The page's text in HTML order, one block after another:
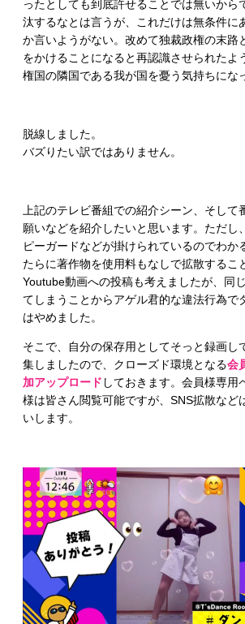
ったとしても到底許せることでは無いから
汰するなとは言うが、これだけは無条件に
か言いようがない。改めて独裁政権の末路
をかけることになると再認識させられたよ
権国の隣国である我が国を憂う気持ちにな
脱線しました。
バズりたい訳ではありません。
上記のテレビ番組での紹介シーン、そして
願いなどを紹介したいと思います。ただし
ピーガードなどが掛けられているのでわか
たらに著作物を使用料もなしで拡散するこ
Youtube動画への投稿も考えましたが、同
てしまうことからアゲル君的な違法行為で
はやめました。
そこで、自分の保存用としてそっと録画し
集しましたので、クローズド環境となる会
加アップロード しておきます。会員様専用
様は皆さん閲覧可能ですが、SNS拡散など
いします。